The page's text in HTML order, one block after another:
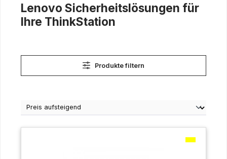
Lenovo Sicherheitslösungen für
Ihre ThinkStation
Produkte filtern